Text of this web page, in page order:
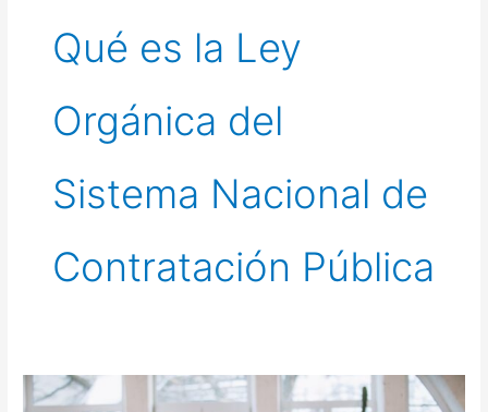
Qué es la Ley
Orgánica del
Sistema Nacional de
Contratación Pública
Contratación